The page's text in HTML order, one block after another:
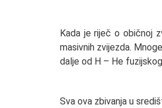
Kada je riječ o običnoj
masivnih zvijezda.
dalje od H – He
Sva ova zbivanja u